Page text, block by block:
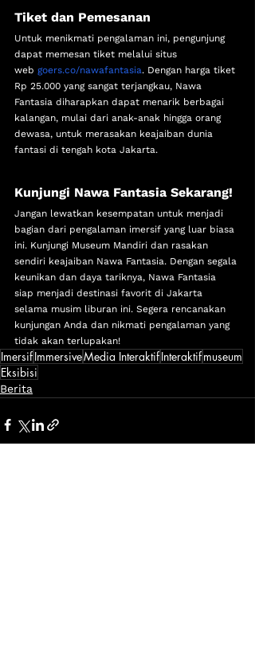
Tiket dan Pemesanan
Untuk menikmati pengalaman ini, pengunjung
dapat memesan tiket melalui situs
web goers.co/nawafantasia. Dengan harga tiket
Rp 25.000 yang sangat terjangkau, Nawa
Fantasia diharapkan dapat menarik berbagai
kalangan, mulai dari anak-anak hingga orang
dewasa, untuk merasakan keajaiban dunia
fantasi di tengah kota Jakarta.
Kunjungi Nawa Fantasia Sekarang!
Jangan lewatkan kesempatan untuk menjadi
bagian dari pengalaman imersif yang luar biasa
ini. Kunjungi Museum Mandiri dan rasakan
sendiri keajaiban Nawa Fantasia. Dengan segala
keunikan dan daya tariknya, Nawa Fantasia
siap menjadi destinasi favorit di Jakarta
selama musim liburan ini. Segera rencanakan
kunjungan Anda dan nikmati pengalaman yang
tidak akan terlupakan!
ImersifImmersiveMedia InteraktifInteraktifmuseum
Eksibisi
Berita